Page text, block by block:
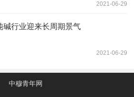
2021-06-29
碱行业迎来长周期景气
2021-06-29
中穆青年网